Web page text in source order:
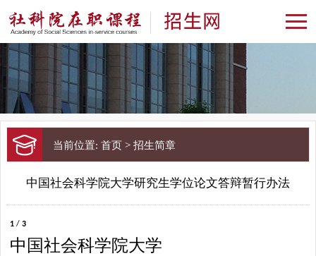
当前位置: 首页 > 招生简章
中国社会科学院大学研究生学位论文答辩暂行办法
1 / 3
中国社会科学院大学